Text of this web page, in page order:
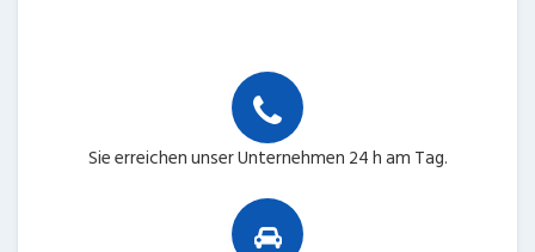
Sie erreichen unser Unternehmen 24 h am Tag.